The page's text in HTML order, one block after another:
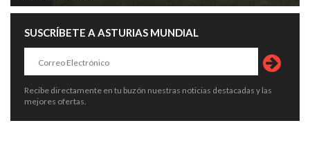
SUSCRÍBETE A ASTURIAS MUNDIAL
Recibe directamente en tu buzón nuestras noticias destacadas y las
mejores ofertas.